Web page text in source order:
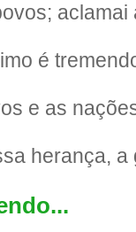
é
e as
herança, a